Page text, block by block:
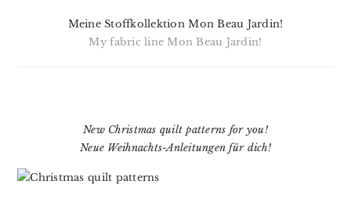
Meine Stoffkollektion Mon Beau Jardin!
My fabric line Mon Beau Jardin!
New Christmas quilt patterns for you!
Neue Weihnachts-Anleitungen für dich!